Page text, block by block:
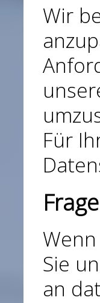
Wir
Für
Sie
an